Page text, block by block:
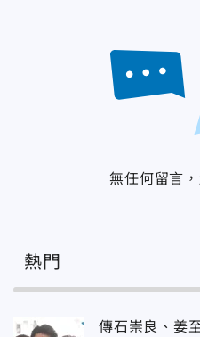
無任何留言，
熱門
傳石崇良、姜